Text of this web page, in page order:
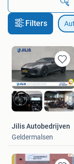
Filters
in
Mijn
Jilis Autobedrijven
Geldermalsen